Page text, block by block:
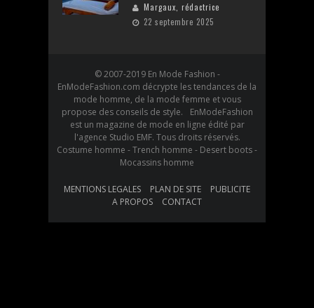
Margaux, rédactrice
22 septembre 2025
© 2007-2019 En Mode Fashion -
EnModeFashion.com décrypte les tendances de la
mode homme, de la mode femme et vous
propose des conseils de style. EnModeFashion
est un magazine de mode en ligne édité par
l'agence Studio EMF. Tous droits réservés.
Costume homme - Trench homme - Desert boots -
Mocassins homme
MENTIONS LEGALES PLAN DE SITE
PUBLICITE
A PROPOS
CONTACT